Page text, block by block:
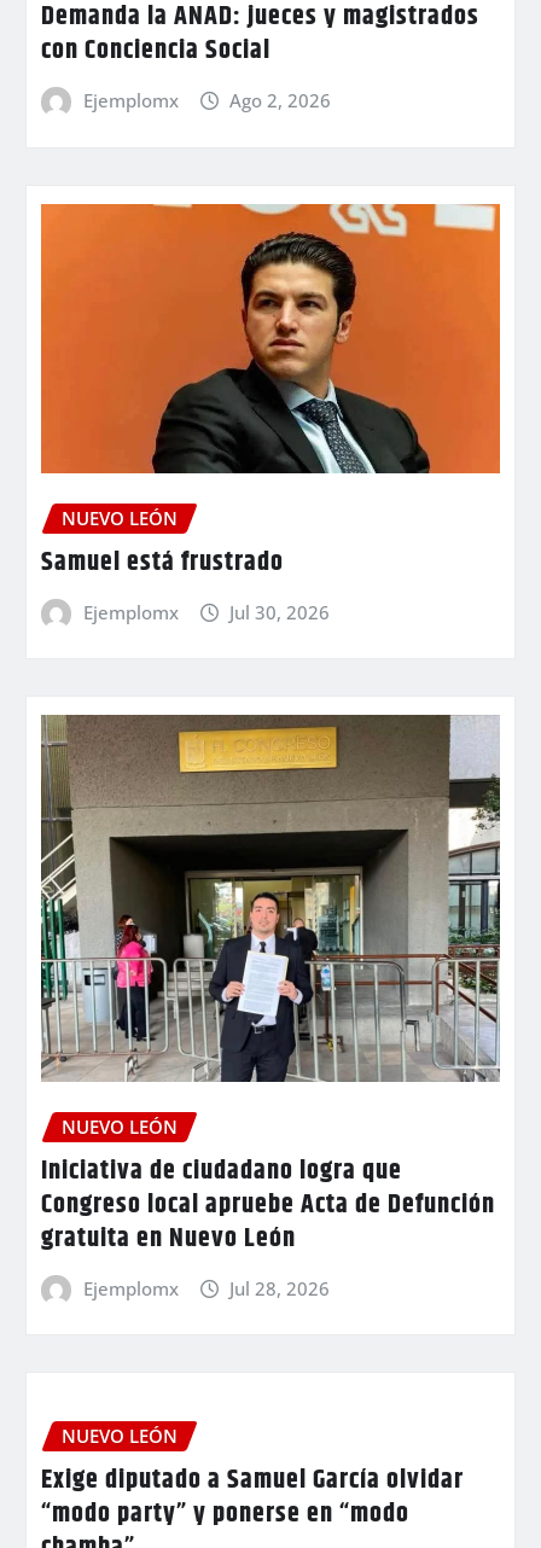
Demanda la ANAD: jueces y magistrados
con Conciencia Social
Ejemplomx Ago 2, 2026
NUEVO LEÓN
Samuel está frustrado
Ejemplomx Jul 30, 2026
NUEVO LEÓN
Iniciativa de ciudadano logra que
Congreso local apruebe Acta de Defunción
gratuita en Nuevo León
Ejemplomx Jul 28, 2026
NUEVO LEÓN
Exige diputado a Samuel García olvidar
“modo party” y ponerse en “modo